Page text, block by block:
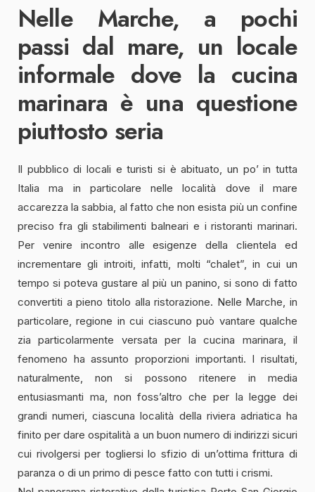
Nelle Marche, a pochi
passi dal mare, un locale
informale dove la cucina
marinara è una questione
piuttosto seria
Il pubblico di locali e turisti si è abituato, un po’ in tutta
Italia ma in particolare nelle località dove il mare
accarezza la sabbia, al fatto che non esista più un confine
preciso fra gli stabilimenti balneari e i ristoranti marinari.
Per venire incontro alle esigenze della clientela ed
incrementare gli introiti, infatti, molti “chalet”, in cui un
tempo si poteva gustare al più un panino, si sono di fatto
convertiti a pieno titolo alla ristorazione. Nelle Marche, in
particolare, regione in cui ciascuno può vantare qualche
zia particolarmente versata per la cucina marinara, il
fenomeno ha assunto proporzioni importanti. I risultati,
naturalmente, non si possono ritenere in media
entusiasmanti ma, non foss’altro che per la legge dei
grandi numeri, ciascuna località della riviera adriatica ha
finito per dare ospitalità a un buon numero di indirizzi sicuri
cui rivolgersi per togliersi lo sfizio di un’ottima frittura di
paranza o di un primo di pesce fatto con tutti i crismi.